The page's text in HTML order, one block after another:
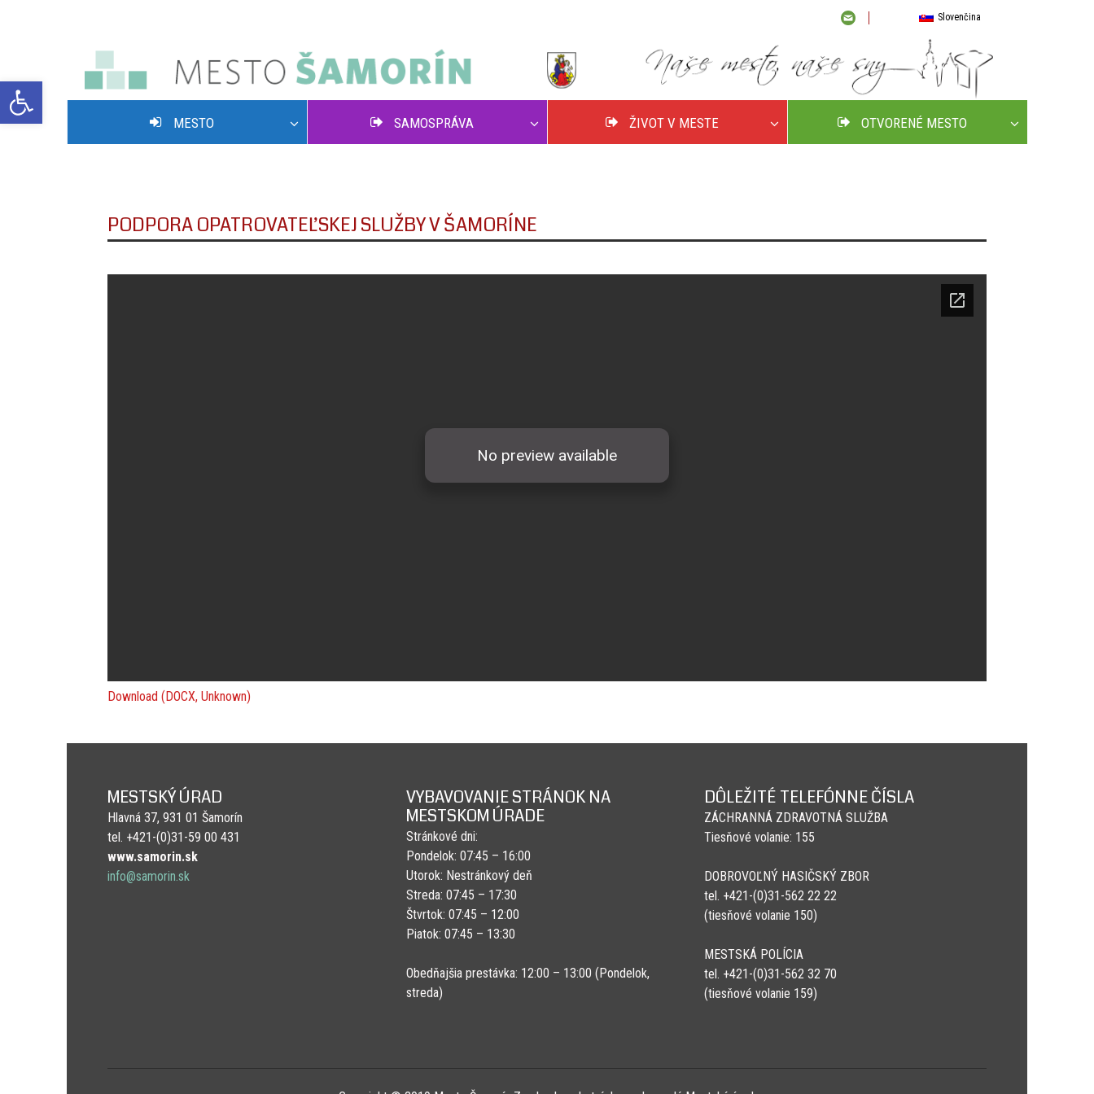
Open toolbar
Slovenčina
MESTO SAMOSPRÁVA ŽIVOT V MESTE OTVORENÉ MESTO
PODPORA OPATROVATEĽSKEJ SLUŽBY V ŠAMORÍNE
Download (DOCX, Unknown)
MESTSKÝ ÚRAD
Hlavná 37, 931 01 Šamorín
tel. +421-(0)31-59 00 431
www.samorin.sk
info@samorin.sk
VYBAVOVANIE STRÁNOK NA
MESTSKOM ÚRADE
Stránkové dni:
Pondelok: 07:45 – 16:00
Utorok: Nestránkový deň
Streda: 07:45 – 17:30
Štvrtok: 07:45 – 12:00
Piatok: 07:45 – 13:30
Obedňajšia prestávka: 12:00 – 13:00 (Pondelok,
streda)
DÔLEŽITÉ TELEFÓNNE ČÍSLA
ZÁCHRANNÁ ZDRAVOTNÁ SLUŽBA
Tiesňové volanie: 155
DOBROVOĽNÝ HASIČSKÝ ZBOR
tel. +421-(0)31-562 22 22
(tiesňové volanie 150)
MESTSKÁ POLÍCIA
tel. +421-(0)31-562 32 70
(tiesňové volanie 159)